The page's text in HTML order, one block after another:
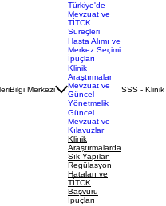
Klinik
Araştırma
Temelleri
Türkiye'de
Mevzuat ve
TİTCK
Süreçleri
Hasta Alımı ve
Merkez Seçimi
İpuçları
Klinik
Araştırmalar
Mevzuat ve
Güncel
Yönetmelik
Güncel
Mevzuat ve
Kılavuzlar
Klinik
Araştırmalarda
Sık Yapılan
Regülasyon
Hataları ve